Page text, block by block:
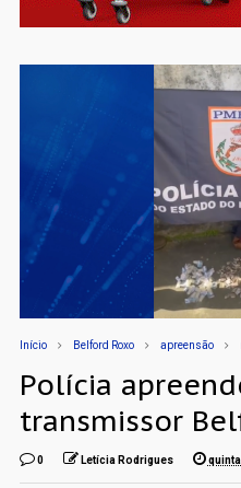
Início Belford Roxo apreensão
Polícia
transmissor
0 Letícia Rodrigues